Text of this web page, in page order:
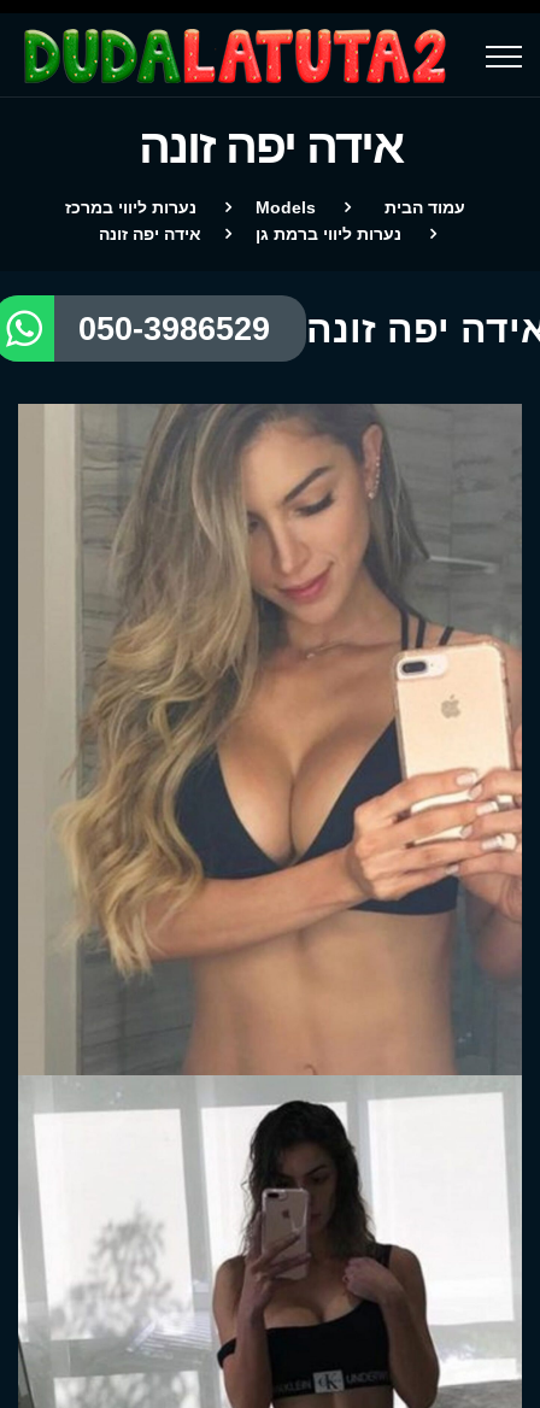
אידה יפה זונה
עמוד הבית Models
נערות ליווי במרכז
נערות ליווי ברמת גן
אידה יפה זונה
יפה זונה 050-3986529